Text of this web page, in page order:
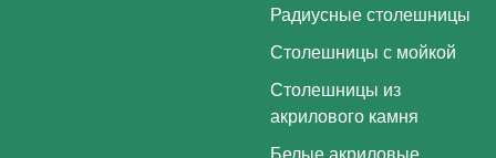
Радиусные столешницы
Столешницы с мойкой
Столешницы из
акрилового камня
Белые акриловые